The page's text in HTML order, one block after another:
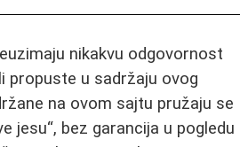
nikakvu odgovornost
propuste u sadržaju ovog
na ovom sajtu pružaju se
jesu“, bez garancija u pogledu